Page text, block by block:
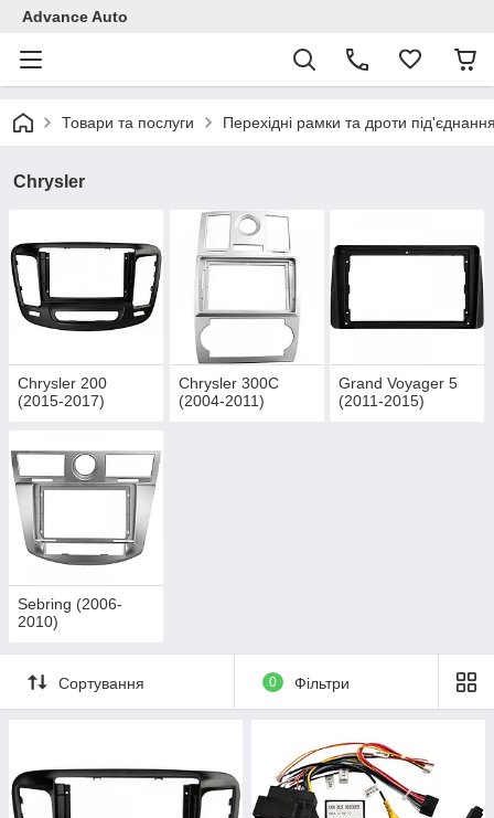
Advance Auto
Товари та послуги Перехідні рамки та дроти
Chrysler
Chrysler 200
(2015-2017)
Chrysler 300C
(2004-2011)
Grand Voyager 5
(2011-2015)
Sebring (2006-
2010)
Сортування 0 Фільтри